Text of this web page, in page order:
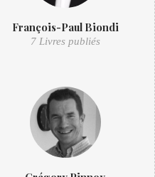
François-Paul Biondi
7 Livres publiés